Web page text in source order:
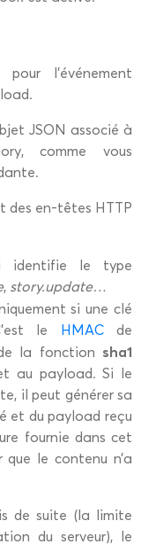
l’événement
JSON associé à
comme vous
des en-têtes HTTP
identifie le type
, story.update…
si une clé
le
HMACde
la fonction sha1
au payload. Si le
il peut générer sa
et du payload reçu
fournie dans cet
le contenu n’a
de suite (la limite
du serveur), le